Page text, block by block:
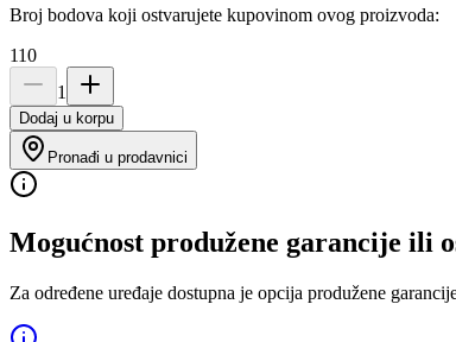
Broj bodova koji ostvarujete kupovinom ovog proizvoda:
110
1
Dodaj u korpu
Pronađi u prodavnici
Mogućnost produžene garancije ili
Za određene uređaje dostupna je opcija produžene